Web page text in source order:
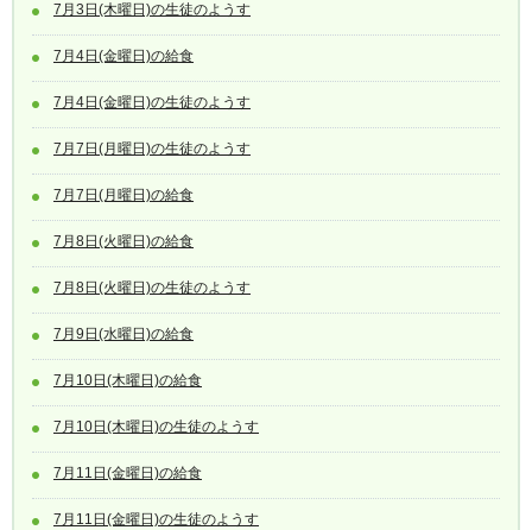
7月3日(木曜日)の生徒のようす
7月4日(金曜日)の給食
7月4日(金曜日)の生徒のようす
7月7日(月曜日)の生徒のようす
7月7日(月曜日)の給食
7月8日(火曜日)の給食
7月8日(火曜日)の生徒のようす
7月9日(水曜日)の給食
7月10日(木曜日)の給食
7月10日(木曜日)の生徒のようす
7月11日(金曜日)の給食
7月11日(金曜日)の生徒のようす